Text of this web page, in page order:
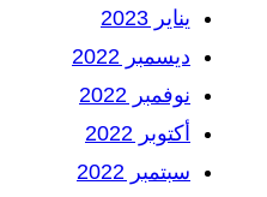
يناير 2023
ديسمبر 2022
نوفمبر 2022
أكتوبر 2022
سبتمبر 2022